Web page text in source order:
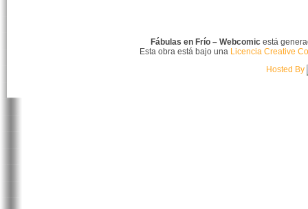
Fábulas en Frío – Webcomicestá
Esta obra está bajo una Licencia Creative
Hosted By